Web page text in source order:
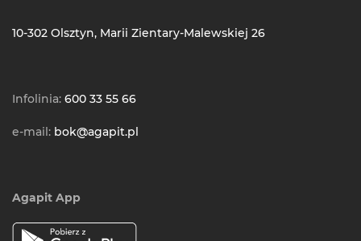
10-302 Olsztyn, Marii Zientary-Malewskiej 26
Infolinia: 600 33 55 66
e-mail: bok@agapit.pl
Agapit App